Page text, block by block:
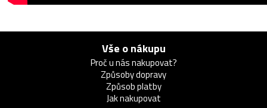
Vše o nákupu
Proč u nás nakupovat?
Způsoby dopravy
Způsob platby
Jak nakupovat